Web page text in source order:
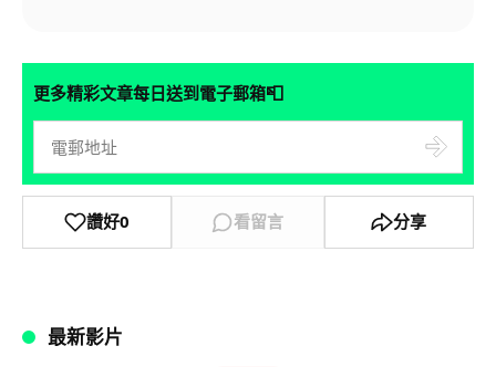
更多精彩文章每日送到電子郵箱📮
讚好0 看留言 分享
最新影片